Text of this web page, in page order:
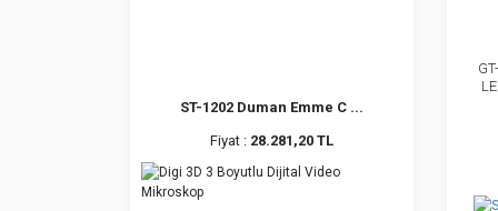
ST-1202 Duman Emme C ...
Fiyat : 28.281,20 TL